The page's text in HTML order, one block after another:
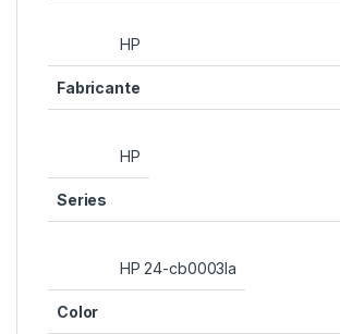
‎HP
Fabricante
‎HP
Series
‎HP 24-cb0003la
Color